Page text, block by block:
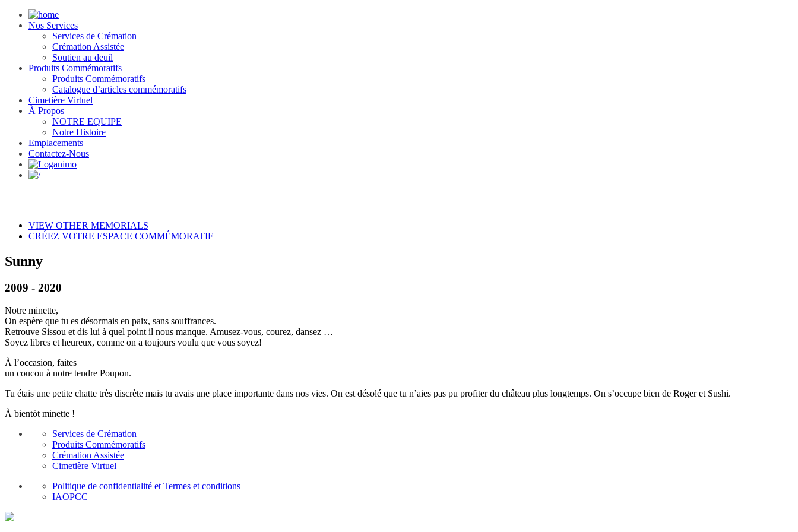
Nos Services
Services de Crémation
Crémation Assistée
Soutien au deuil
Produits Commémoratifs
Produits Commémoratifs
Catalogue d’articles commémoratifs
Cimetière Virtuel
À Propos
NOTRE EQUIPE
Notre Histoire
Emplacements
Contactez-Nous
VIEW OTHER MEMORIALS
CRÉEZ VOTRE ESPACE COMMÉMORATIF
Sunny
2009 - 2020
Notre minette,
On espère que tu es désormais en paix, sans souffrances.
Retrouve Sissou et dis lui à quel point il nous manque. Amusez-vous, courez, dansez …
Soyez libres et heureux, comme on a toujours voulu que vous soyez!
À l’occasion, faites
un coucou à notre tendre Poupon.
Tu étais une petite chatte très discrète mais tu avais une place importante dans nos vies. On est désolé que tu n’aies pas pu profiter du château plus longtemps. On s’occupe bien de Roger et Sushi.
À bientôt minette !
Services de Crémation
Produits Commémoratifs
Crémation Assistée
Cimetière Virtuel
Politique de confidentialité et Termes et conditions
IAOPCC